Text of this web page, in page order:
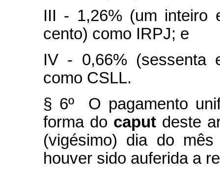
III - 1,26% (um inteiro
cento) como IRPJ; e
IV - 0,66% (sessenta
como CSLL.
§ 6º O pagamento
forma do caputdeste
(vigésimo) dia do
houver sido auferida a